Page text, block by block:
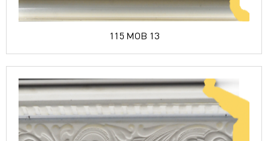
115 MOB 13